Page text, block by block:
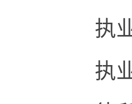
执
执